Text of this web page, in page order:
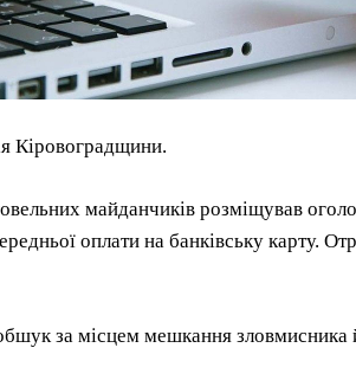
Кіровоградщини.
майданчиків розміщував
оплати на банківську карту.
за місцем мешкання зловмисника